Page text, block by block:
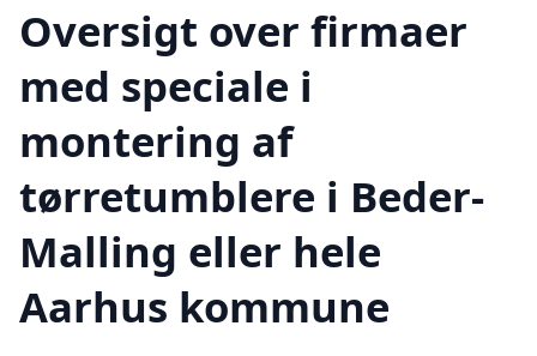
Oversigt over firmaer
med speciale i
montering af
tørretumblere i Beder-
Malling eller hele
Aarhus kommune